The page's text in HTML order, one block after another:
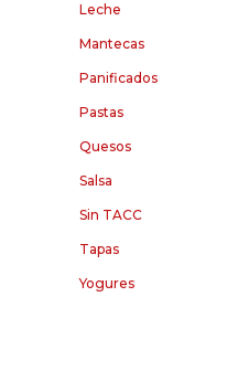
Leche
Mantecas
Panificados
Pastas
Quesos
Salsa
Sin TACC
Tapas
Yogures